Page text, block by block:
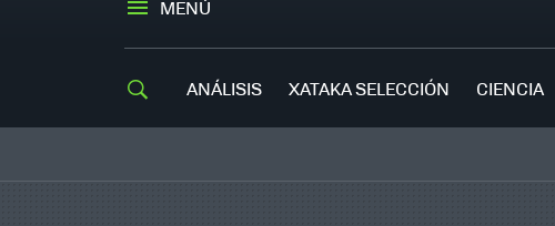
MENÚ
ANÁLISIS XATAKA SELECCIÓN CIENCIA